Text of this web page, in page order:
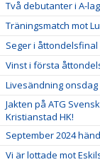
Två debutanter i A-
Träningsmatch mot
Seger i åttondelsfinal
Vinst i första
Livesändning onsdag
Jakten på ATG
Kristianstad HK!
September 2024
Vi är lottade mot